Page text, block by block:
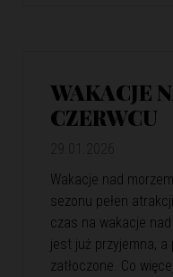
WAKACJE
CZERWCU
Wakacje nad
sezonu pełen
czas na wakacje
jest już przyjemna,
zatłoczone. Co